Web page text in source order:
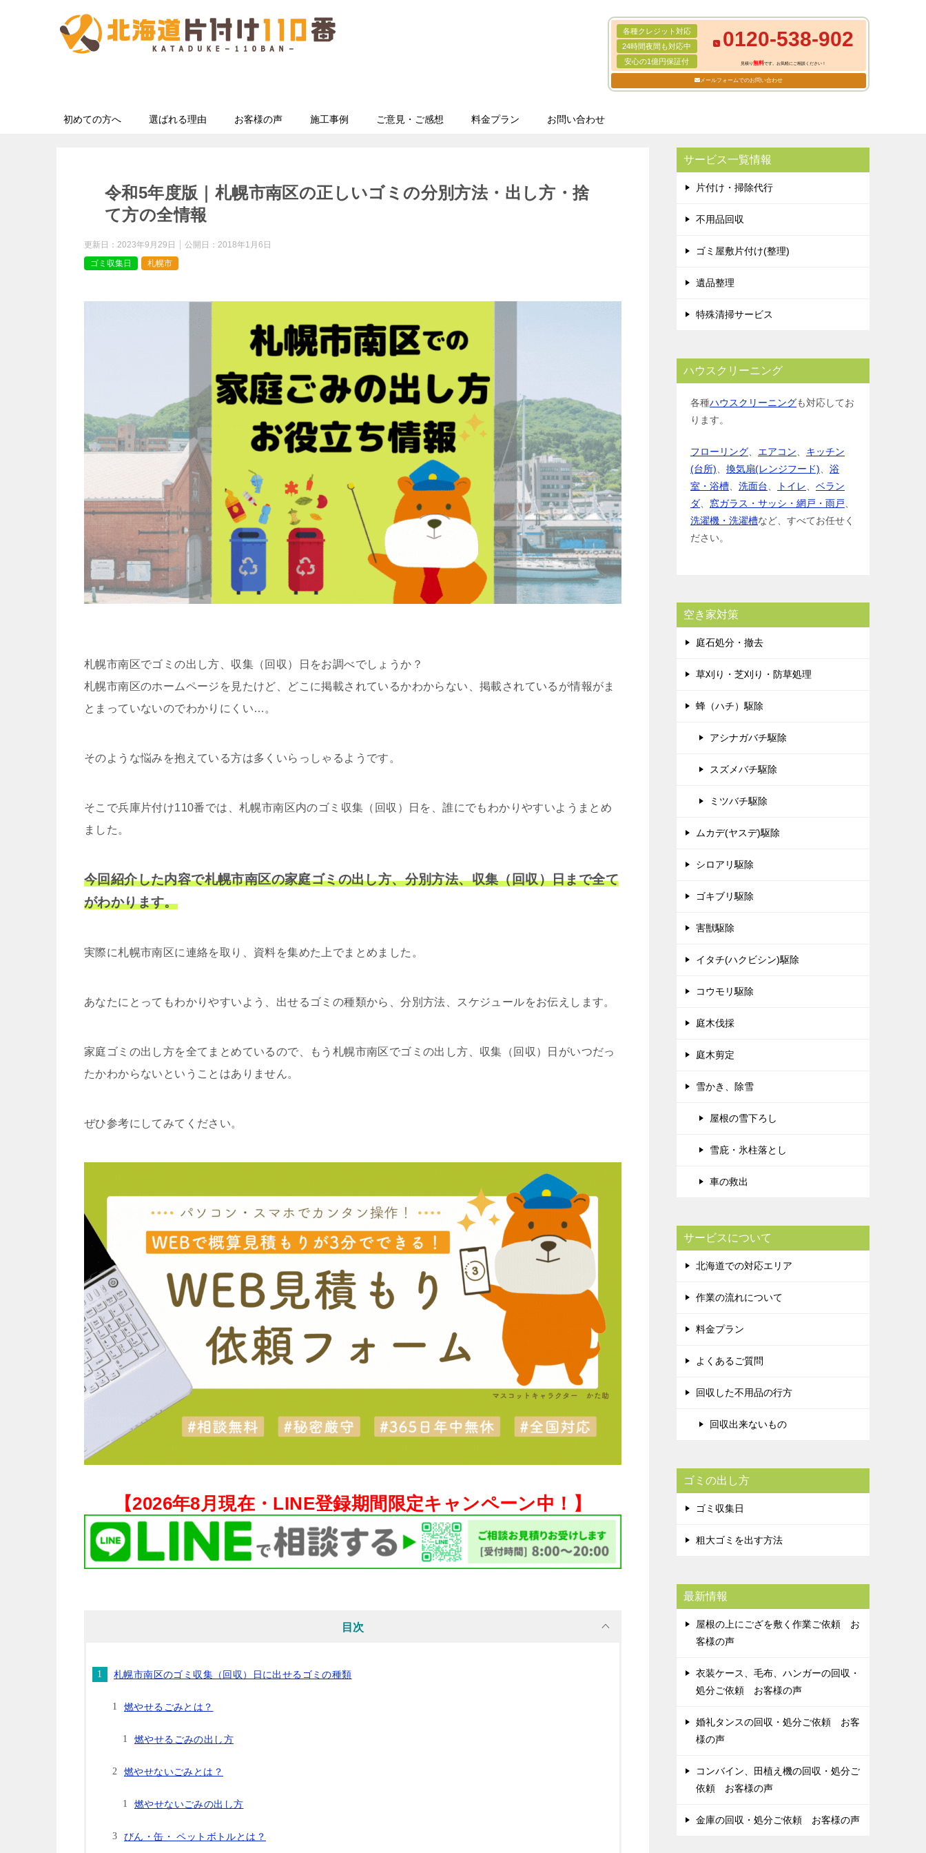
各種クレジット対応
24時間夜間も対応中
安心の1億円保証付
0120-538-902
見積り無料です。お気軽にご相談ください！
メールフォームでのお問い合わせ
初めての方へ 選ばれる理由 お客様の声 施工事例 ご意見・ご感想 料金プラン お問い合わせ
令和5年度版｜札幌市南区の正しいゴミの分別方法・出し方・捨
て方の全情報
更新日： 2023年9月29日 公開日： 2018年1月6日
ゴミ収集日
札幌市
札幌市南区でゴミの出し方、収集（回収）日をお調べでしょうか？
札幌市南区のホームページを見たけど、どこに掲載されているかわからない、掲載されているが情報がま
とまっていないのでわかりにくい…。
そのような悩みを抱えている方は多くいらっしゃるようです。
そこで兵庫片付け110番では、札幌市南区内のゴミ収集（回収）日を、誰にでもわかりやすいようまとめ
ました。
今回紹介した内容で札幌市南区の家庭ゴミの出し方、分別方法、収集（回収）日まで全て
がわかります。
実際に札幌市南区に連絡を取り、資料を集めた上でまとめました。
あなたにとってもわかりやすいよう、出せるゴミの種類から、分別方法、スケジュールをお伝えします。
家庭ゴミの出し方を全てまとめているので、もう札幌市南区でゴミの出し方、収集（回収）日がいつだっ
たかわからないということはありません。
ぜひ参考にしてみてください。
【2026年8月現在・ LINE登録期間限定キャンペーン中！】
目次
札幌市南区のゴミ収集（回収）日に出せるゴミの種類
燃やせるごみとは？
燃やせるごみの出し方
燃やせないごみとは？
燃やせないごみの出し方
びん・缶・ ペットボトルとは？
サービス一覧情報
片付け・掃除代行
不用品回収
ゴミ屋敷片付け(整理)
遺品整理
特殊清掃サービス
ハウスクリーニング
各種ハウスクリーニングも対応してお
ります。
フローリング エアコン
キッチン
(台所)
換気扇(レンジフード)
浴
室・浴槽
洗面台 トイレ
ベラン
ダ
窓ガラス・サッシ・網戸・雨戸
洗濯機・洗濯槽など、すべてお任せく
ださい。
空き家対策
庭石処分・撤去
草刈り・芝刈り・防草処理
蜂（ハチ）駆除
アシナガバチ駆除
スズメバチ駆除
ミツバチ駆除
ムカデ(ヤスデ)駆除
シロアリ駆除
ゴキブリ駆除
害獣駆除
イタチ(ハクビシン)駆除
コウモリ駆除
庭木伐採
庭木剪定
雪かき、除雪
屋根の雪下ろし
雪庇・氷柱落とし
車の救出
サービスについて
北海道での対応エリア
作業の流れについて
料金プラン
よくあるご質問
回収した不用品の行方
回収出来ないもの
ゴミの出し方
ゴミ収集日
粗大ゴミを出す方法
最新情報
屋根の上にござを敷く作業ご依頼 お
客様の声
衣装ケース、毛布、ハンガーの回収・
処分ご依頼 お客様の声
婚礼タンスの回収・処分ご依頼 お客
様の声
コンバイン、田植え機の回収・処分ご
依頼 お客様の声
金庫の回収・処分ご依頼 お客様の声